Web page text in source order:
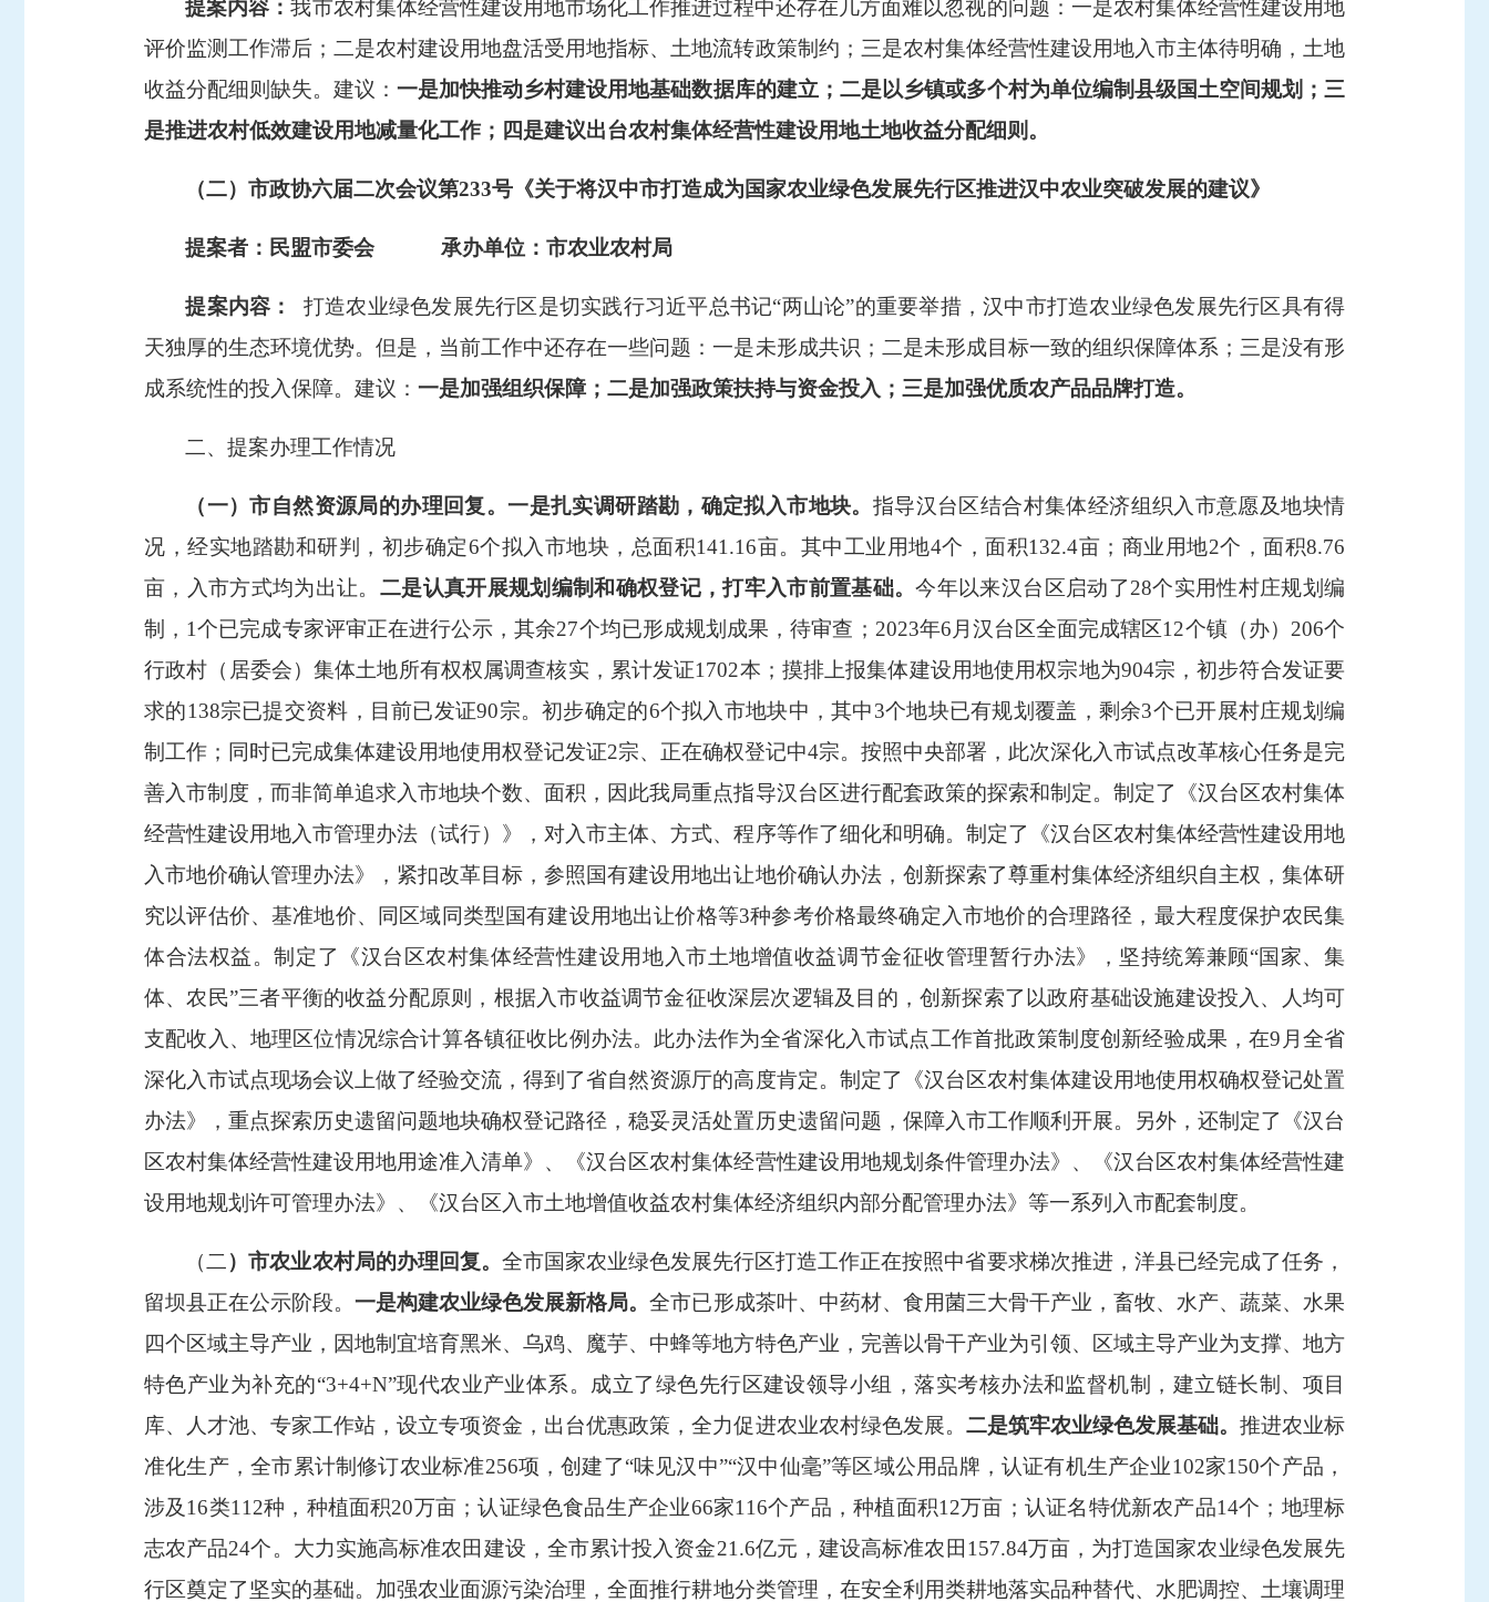
提案内容：我市农村集体经营性建设用地市场化工作推进过程中还存在几方面难以忽视的问题：一是农村集体经营性建设用地
评价监测工作滞后；二是农村建设用地盘活受用地指标、土地流转政策制约；三是农村集体经营性建设用地入市主体待明确，土地
收益分配细则缺失。建议：一是加快推动乡村建设用地基础数据库的建立 ；二是以乡镇或多个村为单位编制县级国土空间规划；三
是推进农村低效建设用地减量化工作； 四是建议出台农村集体经营性建设用地土地收益分配细则。
（二）市政协六届二次会议第233号《关于将汉中市打造成为国家农业绿色发展先行区推进汉中农业突破发展的建议》
提案者：民盟市委会 承办单位：市农业农村局
提案内容： 打造农业绿色发展先行区是切实践行习近平总书记“两山论”的重要举措，汉中市打造农业绿色发展先行区具有得
天独厚的生态环境优势。但是，当前工作中还存在一些问题：一是未形成共识；二是未形成目标一致的组织保障体系；三是没有形
成系统性的投入保障。 建议： 一是加强组织保障 ；二是加强政策扶持与资金投入；三是加强优质农产品品牌打造。
二、提案办理工作情况
（一）市自然资源局的办理回复。一是扎实调研踏勘，确定拟入市地块。 指导汉台区结合村集体经济组织入市意愿及地块情
况，经实地踏勘和研判，初步确定6个拟入市地块，总面积141.16亩。其中工业用地4个，面积132.4亩；商业用地2个，面积8.76
亩，入市方式均为出让。 二是认真开展规划编制和确权登记，打牢入市前置基础。今年以来汉台区启动了28个实用性村庄规划编
制，1个已完成专家评审正在进行公示，其余27个均已形成规划成果，待审查；2023年6月汉台区全面完成辖区12个镇（办）206个
行政村（居委会）集体土地所有权权属调查核实，累计发证1702本；摸排上报集体建设用地使用权宗地为904宗，初步符合发证要
求的138宗已提交资料，目前已发证90宗。初步确定的6个拟入市地块中，其中3个地块已有规划覆盖，剩余3个已开展村庄规划编
制工作；同时已完成集体建设用地使用权登记发证2宗、正在确权登记中4宗。按照中央部署，此次深化入市试点改革核心任务是完
善入市制度，而非简单追求入市地块个数、面积，因此我局重点指导汉台区进行配套政策的探索和制定。制定了《汉台区农村集体
经营性建设用地入市管理办法（试行）》，对入市主体、方式、程序等作了细化和明确。制定了《汉台区农村集体经营性建设用地
入市地价确认管理办法》，紧扣改革目标，参照国有建设用地出让地价确认办法，创新探索了尊重村集体经济组织自主权，集体研
究以评估价、基准地价、同区域同类型国有建设用地出让价格等3种参考价格最终确定入市地价的合理路径，最大程度保护农民集
体合法权益。制定了《汉台区农村集体经营性建设用地入市土地增值收益调节金征收管理暂行办法》，坚持统筹兼顾“国家、集
体、农民”三者平衡的收益分配原则，根据入市收益调节金征收深层次逻辑及目的，创新探索了以政府基础设施建设投入、人均可
支配收入、地理区位情况综合计算各镇征收比例办法。此办法作为全省深化入市试点工作首批政策制度创新经验成果，在9月全省
深化入市试点现场会议上做了经验交流，得到了省自然资源厅的高度肯定。制定了《汉台区农村集体建设用地使用权确权登记处置
办法》，重点探索历史遗留问题地块确权登记路径，稳妥灵活处置历史遗留问题，保障入市工作顺利开展。另外，还制定了《汉台
区农村集体经营性建设用地用途准入清单》、《汉台区农村集体经营性建设用地规划条件管理办法》、《汉台区农村集体经营性建
设用地规划许可管理办法》、《汉台区入市土地增值收益农村集体经济组织内部分配管理办法》等一系列入市配套制度。
（二）市农业农村局的办理回复。 全市国家农业绿色发展先行区打造工作正在按照中省要求梯次推进，洋县已经完成了任务，
留坝县正在公示阶段。一是构建农业绿色发展新格局。全市已形成茶叶、中药材、食用菌三大骨干产业，畜牧、水产、蔬菜、水果
四个区域主导产业，因地制宜培育黑米、乌鸡、魔芋、中蜂等地方特色产业，完善以骨干产业为引领、区域主导产业为支撑、地方
特色产业为补充的“3+4+N”现代农业产业体系。成立了绿色先行区建设领导小组，落实考核办法和监督机制，建立链长制、项目
库、人才池、专家工作站，设立专项资金，出台优惠政策，全力促进农业农村绿色发展。 二是筑牢农业绿色发展基础。 推进农业标
准化生产，全市累计制修订农业标准256项，创建了“味见汉中”“汉中仙毫”等区域公用品牌，认证有机生产企业102家150个产品，
涉及16类112种，种植面积20万亩；认证绿色食品生产企业66家116个产品，种植面积12万亩；认证名特优新农产品14个；地理标
志农产品24个。大力实施高标准农田建设 ， 全市累计投入资金21.6亿元，建设高标准农田 157.84万亩，为打造国家农业绿色发展先
行区奠定了坚实的基础。 加强农业面源污染治理 ，全面推行耕地分类管理，在安全利用类耕地落实品种替代、水肥调控、土壤调理